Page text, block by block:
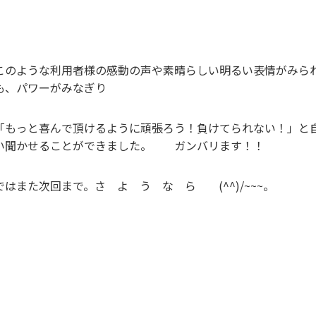
のような利用者様の感動の声や素晴らしい明るい表情がみら
、パワーがみなぎり
もっと喜んで頂けるように頑張ろう！負けてられない！」と
聞かせることができました。 ガンバリます！！
はまた次回まで。さ よ う な ら (^^)/~~~。